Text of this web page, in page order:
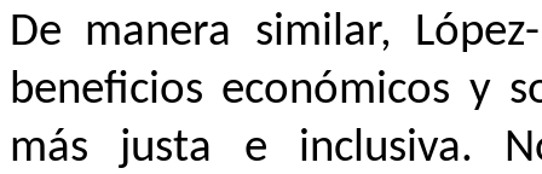
De manera similar,
beneficios económicos y
más justa e inclusiva.